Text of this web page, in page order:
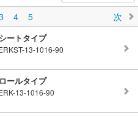
4 5 次
ートタイプ
13-1016-90
ールタイプ
13-1016-90